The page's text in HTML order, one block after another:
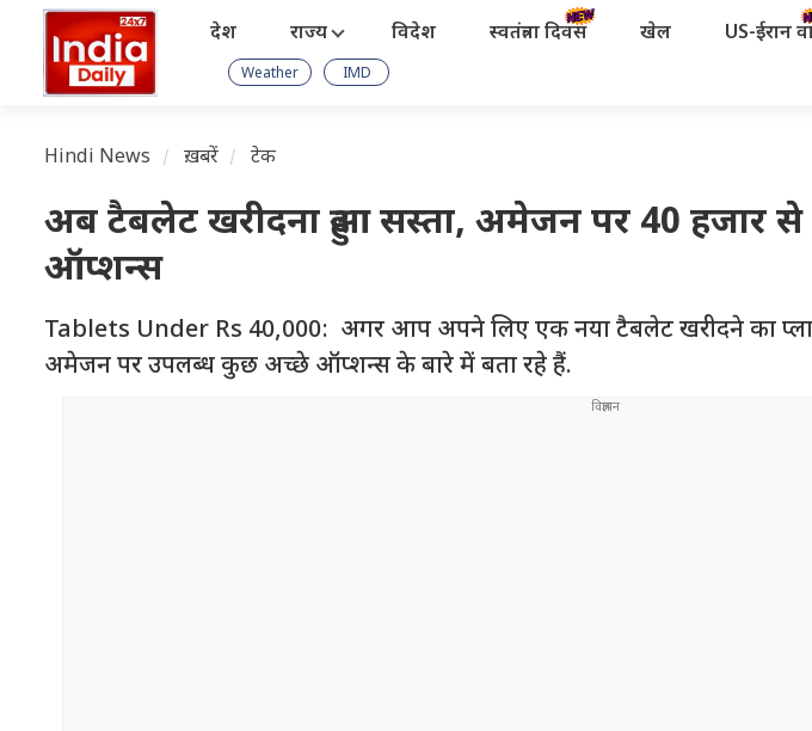
देश राज्य विदेश स्वतंत्रता दिवस खेल US-ईरान
Weather IMD
Hindi News ख़बरें टेक
अब टैबलेट खरीदना हुआ सस्ता, अमेजन पर 40 हजार
ऑप्शन्स
Tablets Under Rs 40,000: अगर आप अपने लिए एक नया टैबलेट खरीदने का
अमेजन पर उपलब्ध कुछ अच्छे ऑप्शन्स के बारे में बता रहे हैं.